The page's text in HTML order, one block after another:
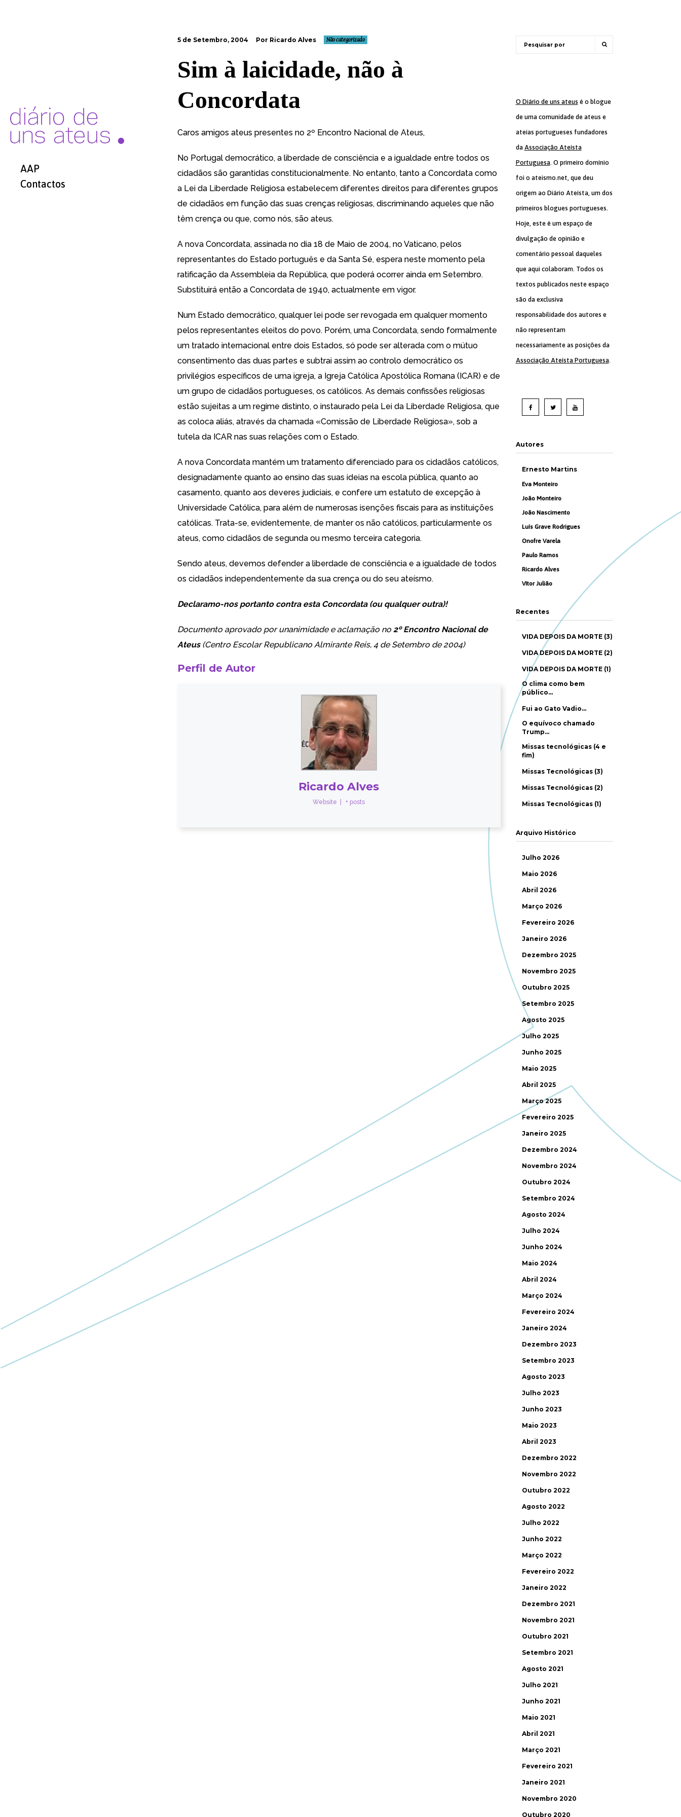
AAP
Contactos
5 de Setembro, 2004 Por Ricardo Alves Não categorizado
Sim à laicidade, não à
Concordata
Caros amigos ateus presentes no 2º Encontro Nacional de Ateus,
No Portugal democrático, a liberdade de consciência e a igualdade entre todos os
cidadãos são garantidas constitucionalmente. No entanto, tanto a Concordata como
a Lei da Liberdade Religiosa estabelecem diferentes direitos para diferentes grupos
de cidadãos em função das suas crenças religiosas, discriminando aqueles que não
têm crença ou que, como nós, são ateus.
A nova Concordata, assinada no dia 18 de Maio de 2004, no Vaticano, pelos
representantes do Estado português e da Santa Sé, espera neste momento pela
ratificação da Assembleia da República, que poderá ocorrer ainda em Setembro.
Substituirá então a Concordata de 1940, actualmente em vigor.
Num Estado democrático, qualquer lei pode ser revogada em qualquer momento
pelos representantes eleitos do povo. Porém, uma Concordata, sendo formalmente
um tratado internacional entre dois Estados, só pode ser alterada com o mútuo
consentimento das duas partes e subtrai assim ao controlo democrático os
privilégios específicos de uma igreja, a Igreja Católica Apostólica Romana (ICAR) e de
um grupo de cidadãos portugueses, os católicos. As demais confissões religiosas
estão sujeitas a um regime distinto, o instaurado pela Lei da Liberdade Religiosa, que
as coloca aliás, através da chamada «Comissão de Liberdade Religiosa», sob a
tutela da ICAR nas suas relações com o Estado.
A nova Concordata mantém um tratamento diferenciado para os cidadãos católicos,
designadamente quanto ao ensino das suas ideias na escola pública, quanto ao
casamento, quanto aos deveres judiciais, e confere um estatuto de excepção à
Universidade Católica, para além de numerosas isenções fiscais para as instituições
católicas. Trata-se, evidentemente, de manter os não católicos, particularmente os
ateus, como cidadãos de segunda ou mesmo terceira categoria.
Sendo ateus, devemos defender a liberdade de consciência e a igualdade de todos
os cidadãos independentemente da sua crença ou do seu ateísmo.
Declaramo-nos portanto contra esta Concordata (ou qualquer outra)!
Documento aprovado por unanimidade e aclamação no2º Encontro Nacional de
Ateus(Centro Escolar Republicano Almirante Reis, 4 de Setembro de 2004)
Perfil de Autor
Ricardo Alves
Website + posts
O Diário de uns ateus é o blogue
de uma comunidade de ateus e
ateias portugueses fundadores
da Associação Ateísta
Portuguesa. O primeiro domínio
foi o ateismo.net, que deu
origem ao Diário Ateísta, um dos
primeiros blogues portugueses.
Hoje, este é um espaço de
divulgação de opinião e
comentário pessoal daqueles
que aqui colaboram. Todos os
textos publicados neste espaço
são da exclusiva
responsabilidade dos autores e
não representam
necessariamente as posições da
Associação Ateísta Portuguesa.
Autores
Ernesto Martins
Eva Monteiro
João Monteiro
João Nascimento
Luís Grave Rodrigues
Onofre Varela
Paulo Ramos
Ricardo Alves
Vítor Julião
Recentes
VIDA DEPOIS DA MORTE (3)
VIDA DEPOIS DA MORTE (2)
VIDA DEPOIS DA MORTE (1)
O clima como bem
público…
Fui ao Gato Vadio…
O equívoco chamado
Trump…
Missas tecnológicas (4 e
fim)
Missas Tecnológicas (3)
Missas Tecnológicas (2)
Missas Tecnológicas (1)
Arquivo Histórico
Julho 2026
Maio 2026
Abril 2026
Março 2026
Fevereiro 2026
Janeiro 2026
Dezembro 2025
Novembro 2025
Outubro 2025
Setembro 2025
Agosto 2025
Julho 2025
Junho 2025
Maio 2025
Abril 2025
Março 2025
Fevereiro 2025
Janeiro 2025
Dezembro 2024
Novembro 2024
Outubro 2024
Setembro 2024
Agosto 2024
Julho 2024
Junho 2024
Maio 2024
Abril 2024
Março 2024
Fevereiro 2024
Janeiro 2024
Dezembro 2023
Setembro 2023
Agosto 2023
Julho 2023
Junho 2023
Maio 2023
Abril 2023
Dezembro 2022
Novembro 2022
Outubro 2022
Agosto 2022
Julho 2022
Junho 2022
Março 2022
Fevereiro 2022
Janeiro 2022
Dezembro 2021
Novembro 2021
Outubro 2021
Setembro 2021
Agosto 2021
Julho 2021
Junho 2021
Maio 2021
Abril 2021
Março 2021
Fevereiro 2021
Janeiro 2021
Novembro 2020
Outubro 2020